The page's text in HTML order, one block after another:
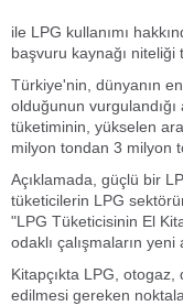
ile LPG kullanımı
başvuru kaynağı niteliği
Türkiye'nin, dünyanın
olduğunun
tüketiminin, yükselen
milyon tondan 3 milyon
Açıklamada, güçlü bir
tüketicilerin LPG
"LPG Tüketicisinin El
odaklı çalışmaların
Kitapçıkta LPG,
edilmesi gereken